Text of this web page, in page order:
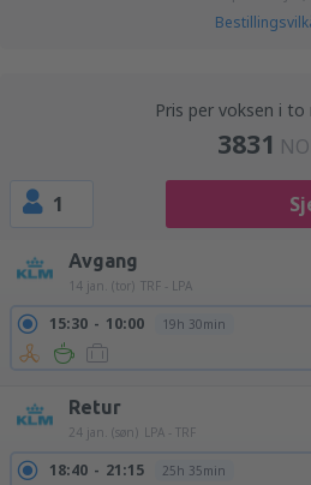
Pris per voksen i to
3831
1
Avgang
14 jan. (tor) TRF - LPA
15:30 10:00 19h 30min
Retur
24 jan. (søn) LPA - TRF
18:40 21:15 25h 35min